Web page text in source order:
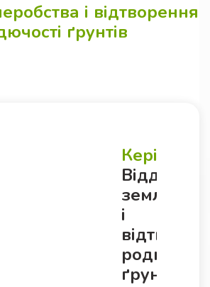
і відтворення
ґрунтів
Керівник
Відділу
і
родючості
ґрунтів